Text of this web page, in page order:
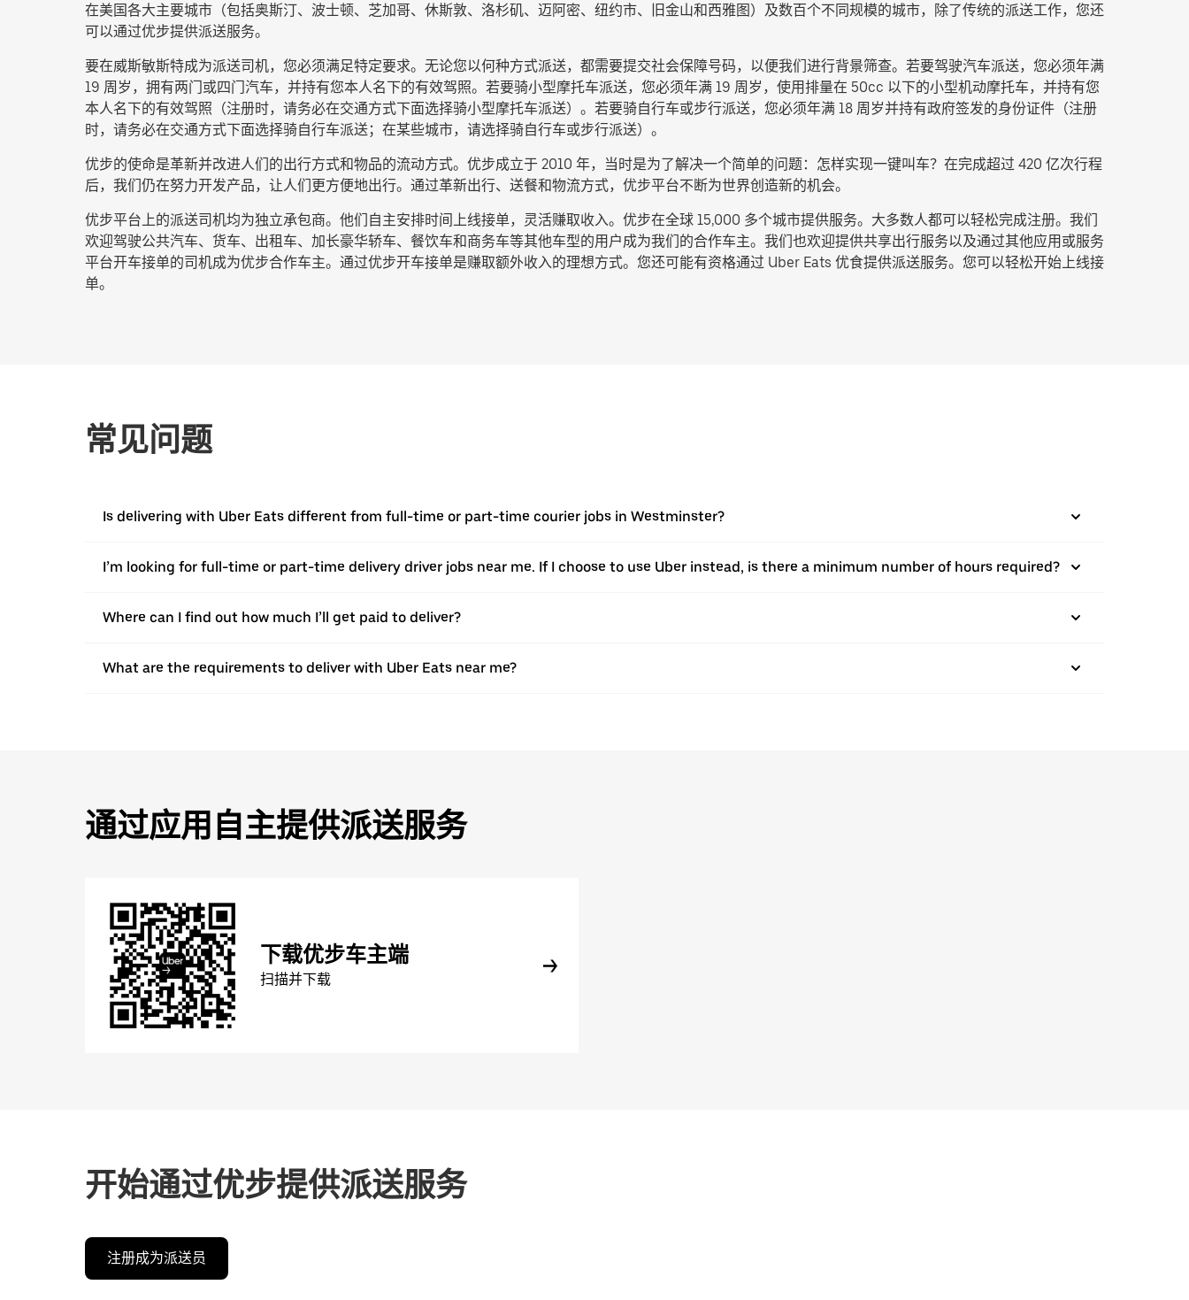
在美国各大主要城市（包括奥斯汀、波士顿、芝加哥、休斯敦、洛杉矶、迈阿密、纽约市、旧金山和西雅图）及数百个不同规模的城市，除了传统的派送工作，您还
可以通过优步提供派送服务。
要在威斯敏斯特成为派送司机，您必须满足特定要求。无论您以何种方式派送，都需要提交社会保障号码，以便我们进行背景筛查。若要驾驶汽车派送，您必须年满
19 周岁，拥有两门或四门汽车，并持有您本人名下的有效驾照。若要骑小型摩托车派送，您必须年满 19 周岁，使用排量在 50cc 以下的小型机动摩托车，并持有您
本人名下的有效驾照（注册时，请务必在交通方式下面选择骑小型摩托车派送）。若要骑自行车或步行派送，您必须年满 18 周岁并持有政府签发的身份证件（注册
时，请务必在交通方式下面选择骑自行车派送；在某些城市，请选择骑自行车或步行派送）。
优步的使命是革新并改进人们的出行方式和物品的流动方式。优步成立于 2010 年，当时是为了解决一个简单的问题：怎样实现一键叫车？在完成超过 420 亿次行程
后，我们仍在努力开发产品，让人们更方便地出行。通过革新出行、送餐和物流方式，优步平台不断为世界创造新的机会。
优步平台上的派送司机均为独立承包商。他们自主安排时间上线接单，灵活赚取收入。优步在全球 15,000 多个城市提供服务。大多数人都可以轻松完成注册。我们
欢迎驾驶公共汽车、货车、出租车、加长豪华轿车、餐饮车和商务车等其他车型的用户成为我们的合作车主。我们也欢迎提供共享出行服务以及通过其他应用或服务
平台开车接单的司机成为优步合作车主。通过优步开车接单是赚取额外收入的理想方式。您还可能有资格通过 Uber Eats 优食提供派送服务。您可以轻松开始上线接
单。
常见问题
Is delivering with Uber Eats different from full-time or part-time courier jobs in Westminster?
I’m looking for full-time or part-time delivery driver jobs near me. If I choose to use Uber instead, is there a minimum number of hours required?
Where can I find out how much I’ll get paid to deliver?
What are the requirements to deliver with Uber Eats near me?
通过应用自主提供派送服务
下载优步车主端
扫描并下载
开始通过优步提供派送服务
注册成为派送员